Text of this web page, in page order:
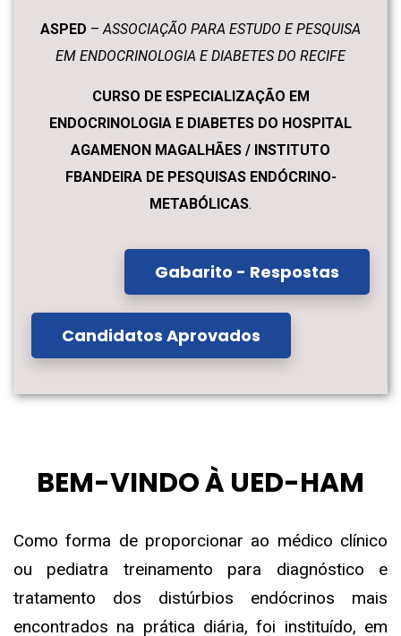
ASPED –ASSOCIAÇÃO PARA ESTUDO E PESQUISA
EM ENDOCRINOLOGIA E DIABETES DO RECIFE
CURSO DE ESPECIALIZAÇÃO EM
ENDOCRINOLOGIA E DIABETES DO HOSPITAL
AGAMENON MAGALHÃES / INSTITUTO
FBANDEIRA DE PESQUISAS ENDÓCRINO-
METABÓLICAS.
Gabarito - Respostas
Candidatos Aprovados
BEM-VINDO À UED-HAM
Como forma de proporcionar ao médico clínico
ou pediatra treinamento para diagnóstico e
tratamento dos distúrbios endócrinos mais
encontrados na prática diária, foi instituído, em